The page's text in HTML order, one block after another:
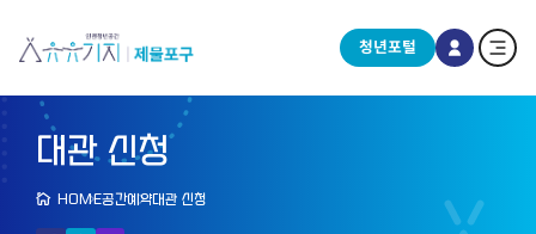
청년포털
대관 신청
HOME공간예약대관 신청